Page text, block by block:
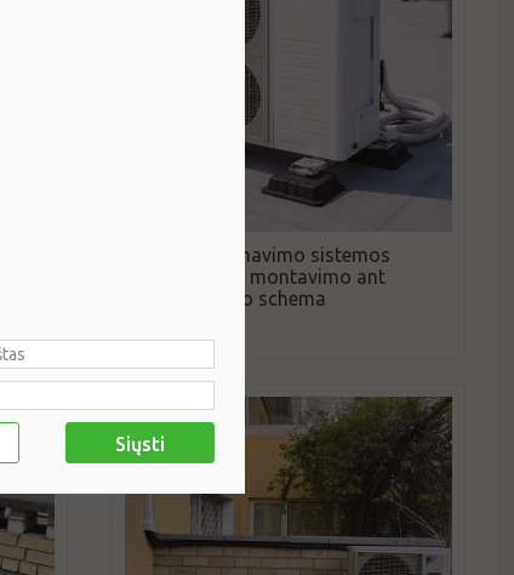
Oro kondicionavimo sistemos
išorinio bloko montavimo ant
plokščio stogo schema
Siųsti